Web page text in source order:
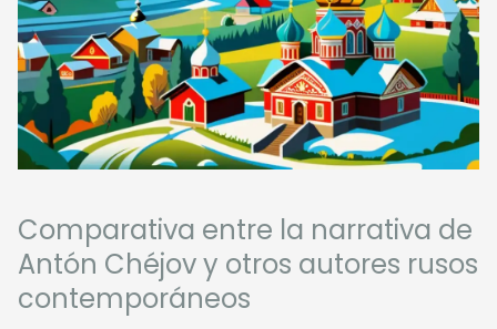
Comparativa entre la narrativa de
Antón Chéjov y otros autores rusos
contemporáneos